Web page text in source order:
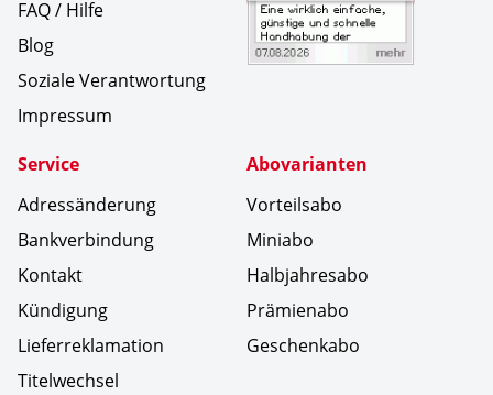
FAQ / Hilfe
Blog
Soziale Verantwortung
Impressum
Service
Adressänderung
Bankverbindung
Kontakt
Kündigung
Lieferreklamation
Titelwechsel
Abovarianten
Vorteilsabo
Miniabo
Halbjahresabo
Prämienabo
Geschenkabo